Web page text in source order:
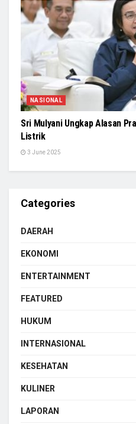
NASIONAL
Sri Mulyani Ungkap Alasan
Listrik
3 June 2025
Categories
DAERAH
EKONOMI
ENTERTAINMENT
FEATURED
HUKUM
INTERNASIONAL
KESEHATAN
KULINER
LAPORAN